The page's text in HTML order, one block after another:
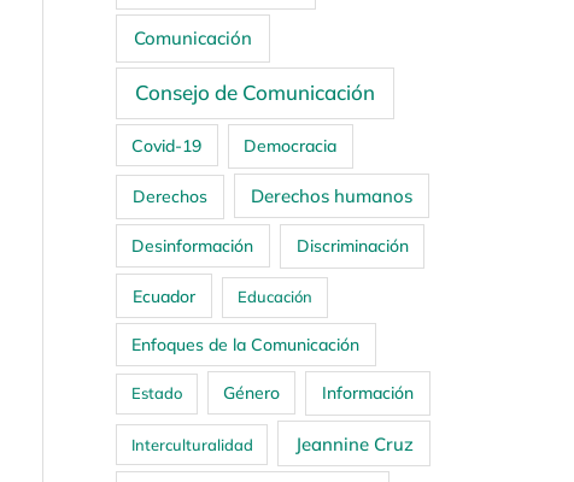
Comunicación
Consejo de Comunicación
Covid-19 Democracia
Derechos Derechos humanos
Desinformación Discriminación
Ecuador Educación
Enfoques de la Comunicación
Estado Género Información
Interculturalidad Jeannine Cruz